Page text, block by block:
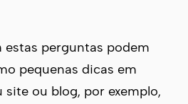
estas perguntas podem
pequenas dicas em
site ou blog, por exemplo,